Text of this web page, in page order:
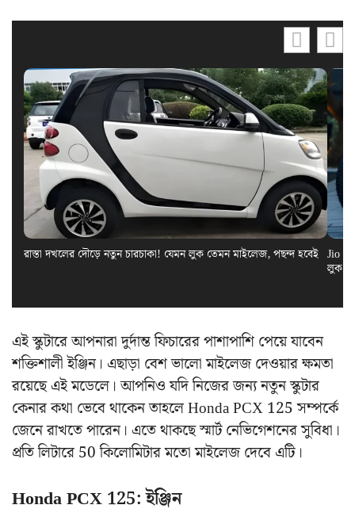
রাস্তা দখলের দৌড়ে নতুন চারচাকা! যেমন লুক তেমন মাইলেজ, পছন্দ হবেই Jio
লুক
এই স্কুটারে আপনারা দুর্দান্ত ফিচারের পাশাপাশি পেয়ে যাবেন
শক্তিশালী ইঞ্জিন। এছাড়া বেশ ভালো মাইলেজ দেওয়ার ক্ষমতা
রয়েছে এই মডেলে। আপনিও যদি নিজের জন্য নতুন স্কুটার
কেনার কথা ভেবে থাকেন তাহলে Honda PCX 125 সম্পর্কে
জেনে রাখতে পারেন। এতে থাকছে স্মার্ট নেভিগেশনের সুবিধা।
প্রতি লিটারে 50 কিলোমিটার মতো মাইলেজ দেবে এটি।
Honda PCX 125: ইঞ্জিন